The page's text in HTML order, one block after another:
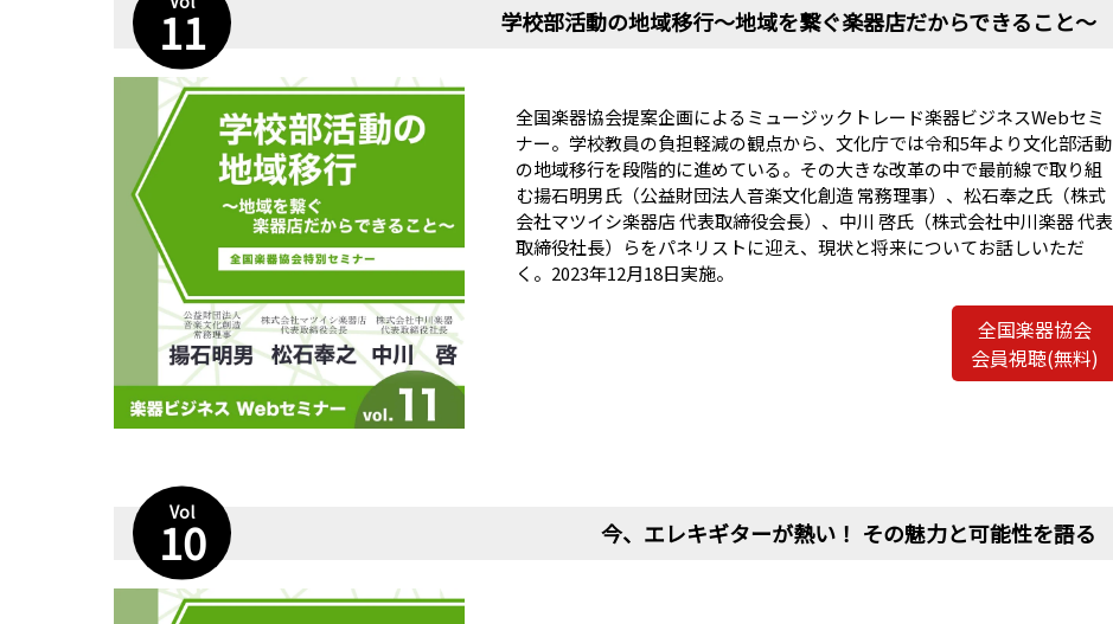
11 学校部活動の地域移行〜地域を繋ぐ楽器店だからできること〜
全国楽器協会提案企画によるミュージックトレード楽器ビジネスWebセミ
ナー。学校教員の負担軽減の観点から、文化庁では令和5年より文化部活動
の地域移行を段階的に進めている。その大きな改革の中で最前線で取り組
む揚石明男氏（公益財団法人音楽文化創造 常務理事）、松石奉之氏（株式
会社マツイシ楽器店 代表取締役会長）、中川 啓氏（株式会社中川楽器 代表
取締役社長）らをパネリストに迎え、現状と将来についてお話しいただ
く。2023年12月18日実施。
全国楽器協会
会員視聴(無料)
Vol
10 今、エレキギターが熱い！ その魅力と可能性を語る